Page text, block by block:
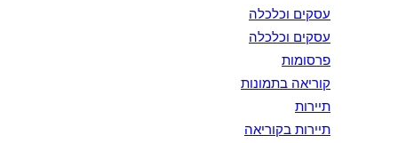
עסקים וכלכלה
עסקים וכלכלה
פרסומות
קוריאה בתמונות
תיירות
תיירות בקוריאה